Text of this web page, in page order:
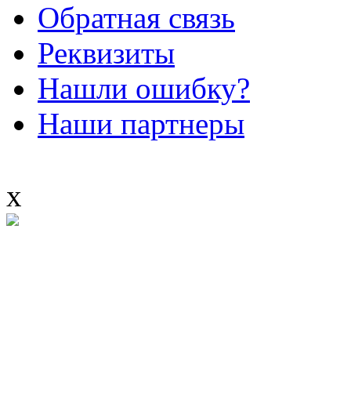
Обратная связь
Реквизиты
Нашли ошибку?
Наши партнеры
x